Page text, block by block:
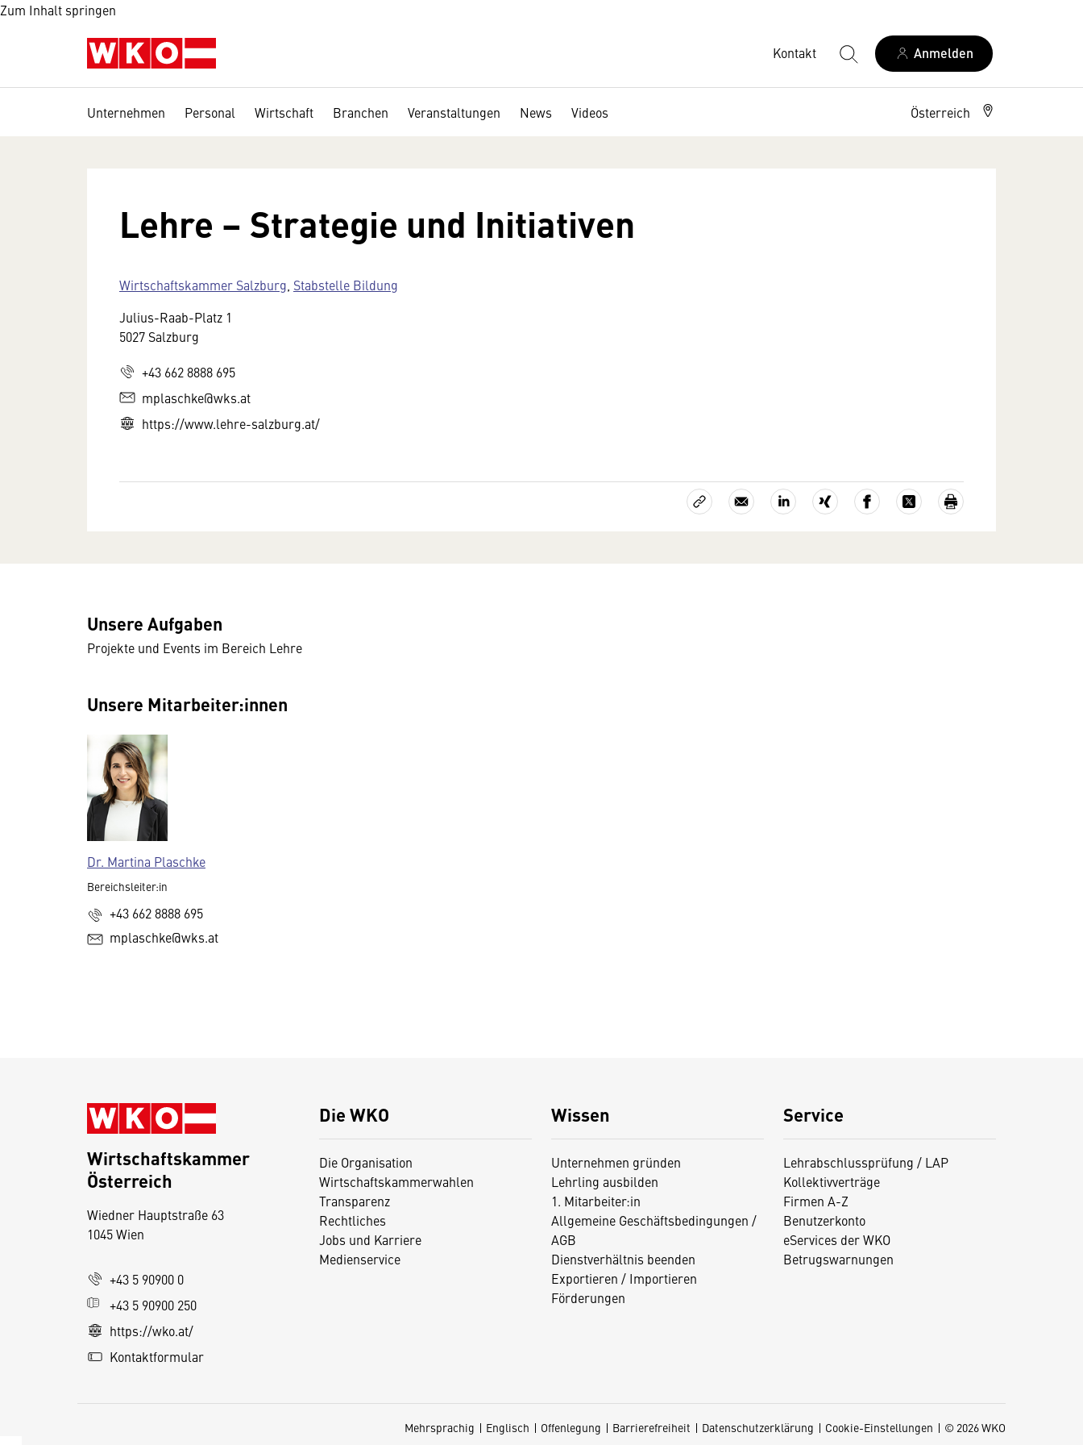
Zum Inhalt springen
Kontakt Anmelden
Unternehmen Personal Wirtschaft Branchen Veranstaltungen News Videos Österreich
Lehre – Strategie und Initiativen
Wirtschaftskammer Salzburg Stabstelle Bildung
Julius-Raab-Platz 1
5027 Salzburg
+43 662 8888 695
mplaschke@wks.at
https://www.lehre-salzburg.at/
Unsere Aufgaben
Projekte und Events im Bereich Lehre
Unsere Mitarbeiter:innen
Dr. Martina Plaschke
Bereichsleiter:in
+43 662 8888 695
mplaschke@wks.at
Die WKO
Die Organisation
Wirtschaftskammerwahlen
Transparenz
Rechtliches
Jobs und Karriere
Medienservice
Wissen
Unternehmen gründen
Lehrling ausbilden
1. Mitarbeiter:in
Allgemeine Geschäftsbedingungen /
AGB
Dienstverhältnis beenden
Exportieren / Importieren
Förderungen
Service
Lehrabschlussprüfung / LAP
Kollektivverträge
Firmen A-Z
Benutzerkonto
eServices der WKO
Betrugswarnungen
Wirtschaftskammer
Österreich
Wiedner Hauptstraße 63
1045 Wien
+43 5 90900 0
+43 5 90900 250
https://wko.at/
Kontaktformular
Mehrsprachig Englisch Offenlegung Barrierefreiheit Datenschutzerklärung Cookie-Einstellungen © 2026 WKO